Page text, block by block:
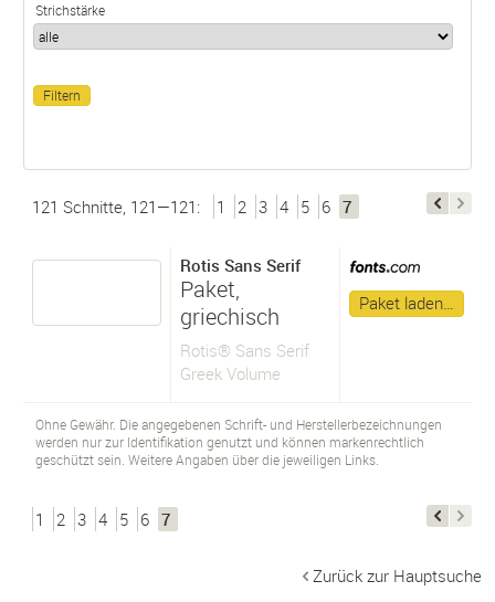
Strichstärke
121 Schnitte, 121—121: 1 2 3 4 5 6 7
Rotis Sans Serif
Paket,
griechisch
Rotis® Sans Serif
Greek Volume
Paket laden…
Ohne Gewähr. Die angegebenen Schrift- und Herstellerbezeichnungen
werden nur zur Identifikation genutzt und können markenrechtlich
geschützt sein. Weitere Angaben über die jeweiligen Links.
1 2 3 4 5 6 7
Zurück zur Hauptsuche